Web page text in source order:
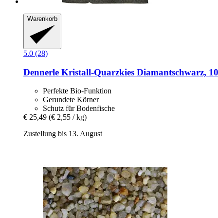
Warenkorb
5.0 (28)
Dennerle Kristall-​Quarzkies Diamantschwarz,
Perfekte Bio-Funktion
Gerundete Körner
Schutz für Bodenfische
€ 25,49 (€ 2,55 / kg)
Zustellung bis 13. August